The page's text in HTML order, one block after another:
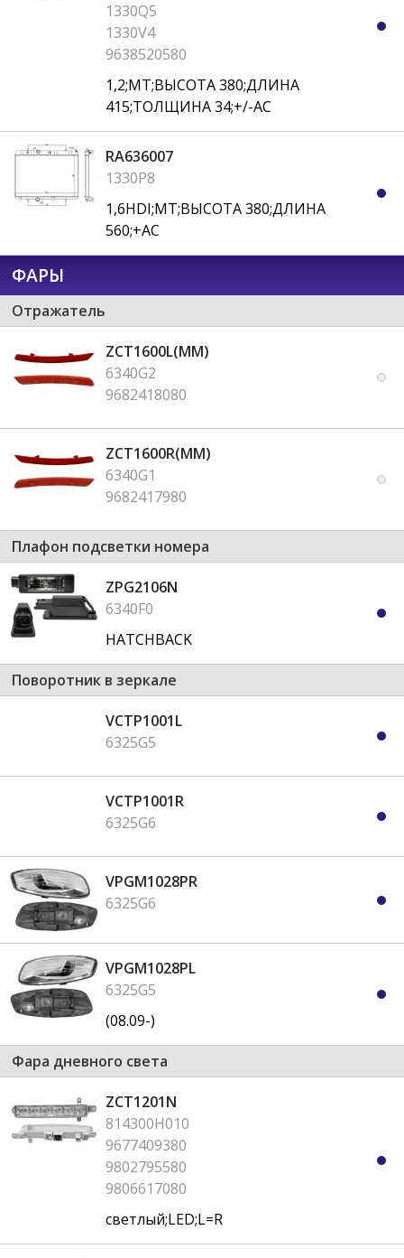
1330Q5
1330V4
9638520580
1,2;MT;ВЫСОТА 380;ДЛИНА
415;ТОЛЩИНА 34;+/-AC
RA636007
1330P8
1,6HDI;MT;ВЫСОТА 380;ДЛИНА
560;+AC
ФАРЫ
Отражатель
ZCT1600L(MM)
6340G2
9682418080
ZCT1600R(MM)
6340G1
9682417980
Плафон подсветки номера
ZPG2106N
6340F0
HATCHBACK
Поворотник в зеркале
VCTP1001L
6325G5
VCTP1001R
6325G6
VPGM1028PR
6325G6
VPGM1028PL
6325G5
(08.09-)
Фара дневного света
ZCT1201N
814300H010
9677409380
9802795580
9806617080
светлый;LED;L=R